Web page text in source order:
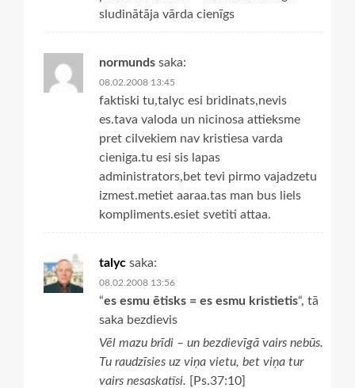
sludinātāja vārda cienīgs
normunds saka:
08.02.2008 13:45
faktiski tu,talyc esi bridinats,nevis
es.tava valoda un nicinosa attieksme
pret cilvekiem nav kristiesa varda
cieniga.tu esi sis lapas
administrators,bet tevi pirmo vajadzetu
izmest.metiet aaraa.tas man bus liels
kompliments.esiet svetiti attaa.
talyc saka:
08.02.2008 13:56
“es esmu ētisks = es esmu kristietis“, tā
saka bezdievis
Vēl mazu brīdi – un bezdievīgā vairs nebūs.
Tu raudzīsies uz viņa vietu, bet viņa tur
vairs nesaskatīsi. [Ps.37:10]